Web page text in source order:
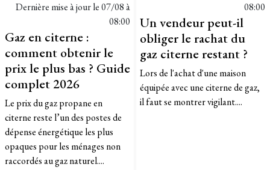
Dernière mise à jour le07/08 à
08:00
Gaz en citerne :
comment obtenir le
prix le plus bas ? Guide
complet 2026
Le prix du gaz propane en
citerne reste l’un des postes de
dépense énergétique les plus
opaques pour les ménages non
raccordés au gaz naturel....
08:00
Un vendeur peut-il
obliger le rachat du
gaz citerne restant ?
Lors de l'achat d'une maison
équipée avec une citerne de gaz,
il faut se montrer vigilant....